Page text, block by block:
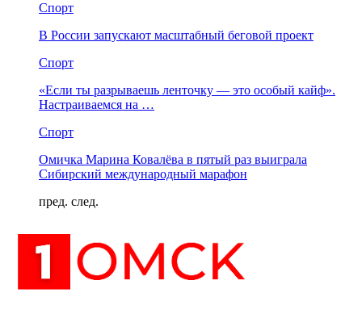
Спорт
В России запускают масштабный беговой проект
Спорт
«Если ты разрываешь ленточку — это особый кайф».
Настраиваемся на …
Спорт
Омичка Марина Ковалёва в пятый раз выиграла
Сибирский международный марафон
пред. след.